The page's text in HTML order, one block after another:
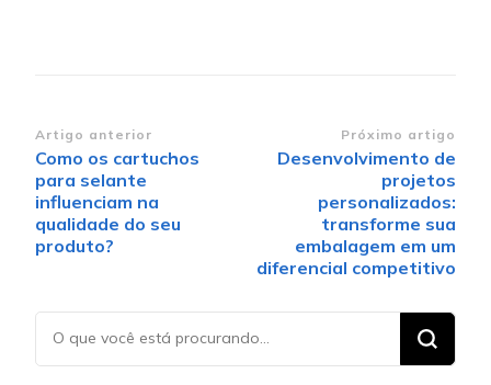
Navegação de post
Artigo anterior
Como os cartuchos
para selante
influenciam na
qualidade do seu
produto?
Próximo artigo
Desenvolvimento de
projetos
personalizados:
transforme sua
embalagem em um
diferencial competitivo
Procurando
algo?